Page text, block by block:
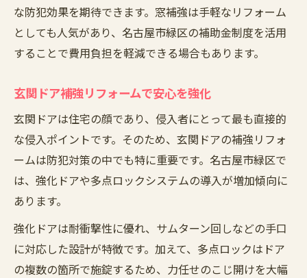
な防犯効果を期待できます。窓補強は手軽なリフォーム
としても人気があり、名古屋市緑区の補助金制度を活用
することで費用負担を軽減できる場合もあります。
玄関ドア補強リフォームで安心を強化
玄関ドアは住宅の顔であり、侵入者にとって最も直接的
な侵入ポイントです。そのため、玄関ドアの補強リフォ
ームは防犯対策の中でも特に重要です。名古屋市緑区で
は、強化ドアや多点ロックシステムの導入が増加傾向に
あります。
強化ドアは耐衝撃性に優れ、サムターン回しなどの手口
に対応した設計が特徴です。加えて、多点ロックはドア
の複数の箇所で施錠するため、力任せのこじ開けを大幅